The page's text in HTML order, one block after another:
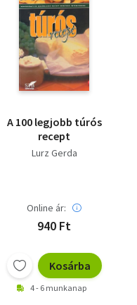
A 100 legjobb túrós
recept
Lurz Gerda
Online ár:
940 Ft
Kosárba
4 - 6 munkanap